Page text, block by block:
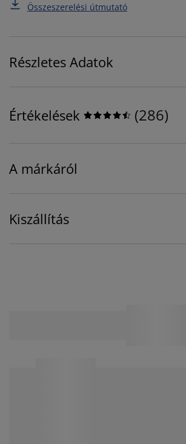
Összeszerelési útmutató
Részletes Adatok
Értékelések (286)
A márkáról
Kiszállítás